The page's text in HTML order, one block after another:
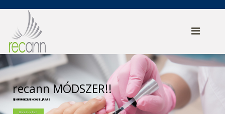
recannMÓDSZER!!
ÚJ KÖRÖM KORREKCIÓS ELJÁRÁS
RÉSZLETEK